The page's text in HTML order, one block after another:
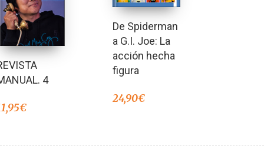
4
€
De Spiderman
a G.I. Joe: La
acción hecha
figura
24,90€